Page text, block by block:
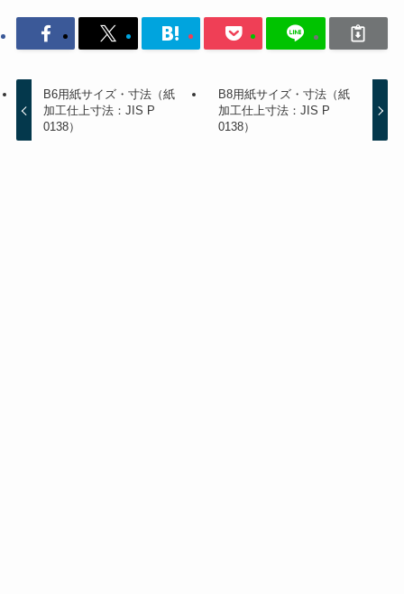
B6用紙サイズ・寸法（紙
加工仕上寸法：JIS P
0138）
B8用紙サイズ・寸法（紙
加工仕上寸法：JIS P
0138）